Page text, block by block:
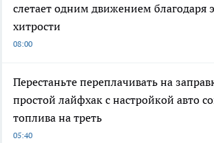
слетает одним движением благодаря
хитрости
08:00
Перестаньте переплачивать на
простой лайфхак с настройкой авто
топлива на треть
05:40